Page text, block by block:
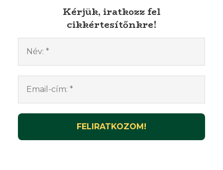
Kérjük, iratkozz fel
cikkértesítőnkre!